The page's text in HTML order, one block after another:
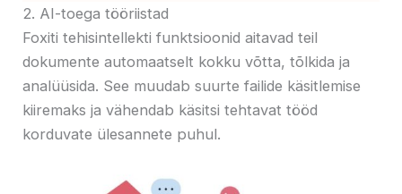
2. AI-toega tööriistad
Foxiti tehisintellekti funktsioonid aitavad teil
dokumente automaatselt kokku võtta, tõlkida ja
analüüsida. See muudab suurte failide käsitlemise
kiiremaks ja vähendab käsitsi tehtavat tööd
korduvate ülesannete puhul.